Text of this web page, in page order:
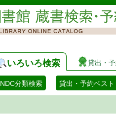
いろいろ検索 貸出・
NDC分類検索 貸出・予約ベスト